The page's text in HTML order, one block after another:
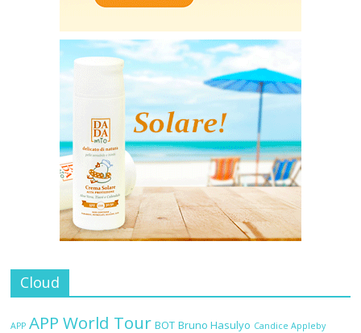
Cloud
APP APP World Tour BOT Bruno Hasulyo Candice Appleby